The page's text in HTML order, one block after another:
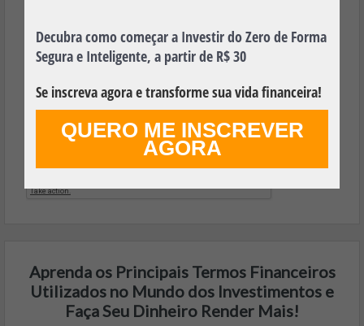
Decubra como começar a Investir do Zero de Forma
Segura e Inteligente, a partir de R$ 30
Se inscreva agora e transforme sua vida financeira!
QUERO ME INSCREVER
AGORA
Baixe Agora, é 100% Gratuito!
Aprenda os Principais Termos Financeiros
Utilizados no Mundo dos Investimentos e
Faça Seu Dinheiro Render Mais!